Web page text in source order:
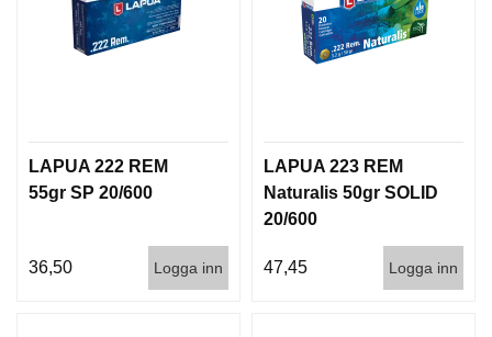
LAPUA 222 REM
55gr SP 20/600
36,50 Logga inn
LAPUA 223 REM
Naturalis 50gr SOLID
20/600
47,45 Logga inn
T
V
P